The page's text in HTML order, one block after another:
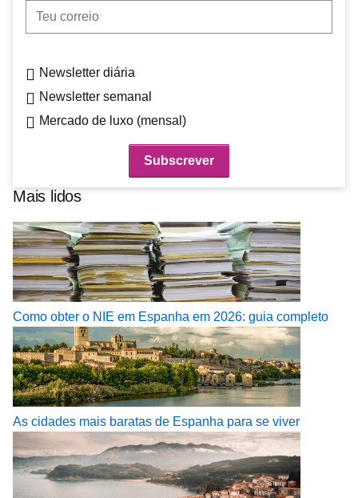
Teu correio
Newsletter diária
Newsletter semanal
Mercado de luxo (mensal)
Mais lidos
Como obter o NIE em Espanha em 2026: guia completo
As cidades mais baratas de Espanha para se viver